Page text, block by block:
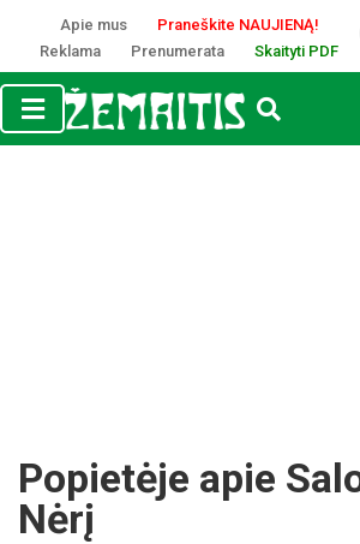
Apie mus
Praneškite NAUJIENĄ!
Reklama
Prenumerata Skaityti PDF
Popietėje apie
Nėrį